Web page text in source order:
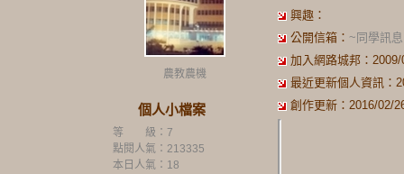
農教農機
個人小檔案
等 級：7
點閱人氣：213335
本日人氣：18
興趣：
公開信箱： ~同學訊
加入網路城邦：
最近更新個人資訊：
創作更新：2016/02/